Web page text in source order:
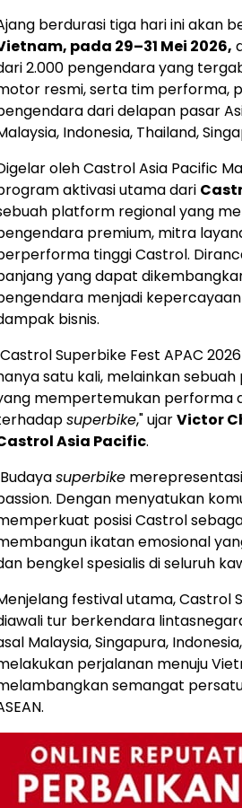
berdurasi tiga hari ini akan
pada 29–31 Mei 2026,
2.000 pengendara yang
resmi, serta tim performa,
dari delapan pasar
Indonesia, Thailand,
oleh Castrol Asia Pacific
aktivasi utama dari
platform regional yang
premium, mitra
tinggi Castrol.
yang dapat
menjadi
bisnis.
Superbike Fest APAC
satu kali, melainkan
mempertemukan performa
superbike," ujarVictor
Asia Pacific.
superbike
Dengan menyatukan
posisi Castrol
ikatan emosional
bengkel spesialis di seluruh
festival utama, Castrol
tur berkendara
Malaysia, Singapura,
perjalanan menuju
semangat